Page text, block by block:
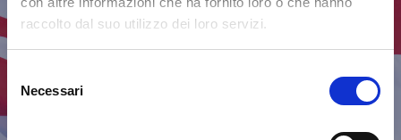
raccolto dal suo utilizzo dei loro servizi.
del
consenso
Necessari
Notizie dal Mondo